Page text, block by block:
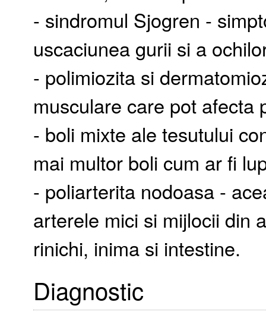
- sindromul Sjogren -
uscaciunea gurii si a
- polimiozita si
musculare care pot afecta
- boli mixte ale tesutului
mai multor boli cum ar fi
- poliarterita nodoasa -
arterele mici si mijlocii din
rinichi, inima si intestine.
Diagnostic